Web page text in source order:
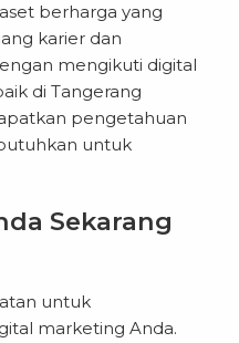
berharga yang
karier dan
mengikuti digital
di Tangerang
pengetahuan
untuk
Sekarang
untuk
marketing Anda.